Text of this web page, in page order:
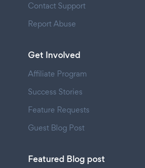
Contact Support
Report Abuse
Get Involved
Affiliate Program
Success Stories
Feature Requests
Guest Blog Post
Featured Blog post